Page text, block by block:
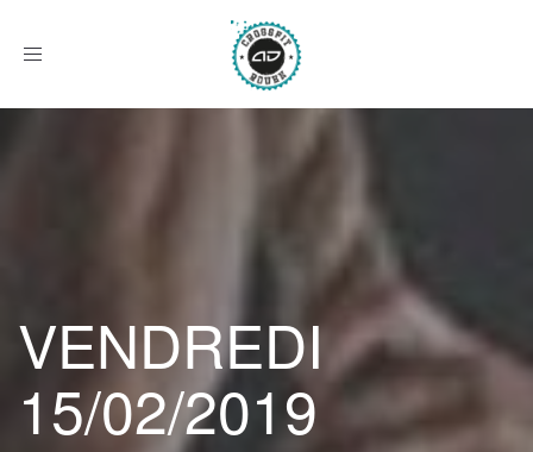
Afficher
VENDREDI
15/02/2019